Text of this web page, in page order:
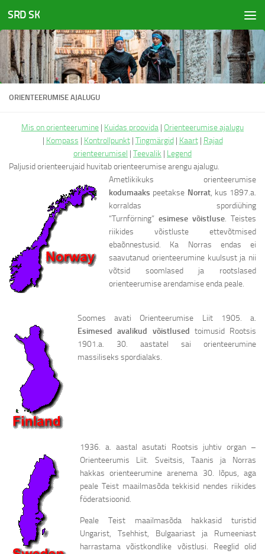
Skip to content
SRD SK
ORIENTEERUMISE AJALUGU
Mis on orienteerumine | Kuidas proovida | Orienteerumise ajalugu
| Kompass | Kontrollpunkt| Tingmärgid| Kaart| Rajad
orienteerumisel | Teevalik | Legend
Paljusid orienteerujaid huvitab orienteerumise arengu ajalugu.
Ametlikikuks orienteerumise
kodumaaks peetakse Norrat, kus 1897.a.
korraldas spordiühing
“Turnförning” esimese võistluse. Teistes
riikides võistluste ettevõtmised
ebaõnnestusid. Ka Norras endas ei
saavutanud orienteerumine kuulsust ja nii
võtsid soomlased ja rootslased
orienteerumise arendamise enda peale.
Soomes avati Orienteerumise Liit 1905. a.
Esimesed avalikud võistlused toimusid Rootsis
1901.a. 30. aastatel sai orienteerumine
massiliseks spordialaks.
1936. a. aastal asutati Rootsis juhtiv organ –
Orienteerumis Liit. Sveitsis, Taanis ja Norras
hakkas orienteerumine arenema 30. lõpus, aga
peale Teist maailmasõda tekkisid nendes riikides
föderatsioonid.
Peale Teist maailmasõda hakkasid turistid
Ungarist, Tsehhist, Bulgaariast ja Rumeeniast
harrastama võistkondlike võistlusi. Reeglid olid